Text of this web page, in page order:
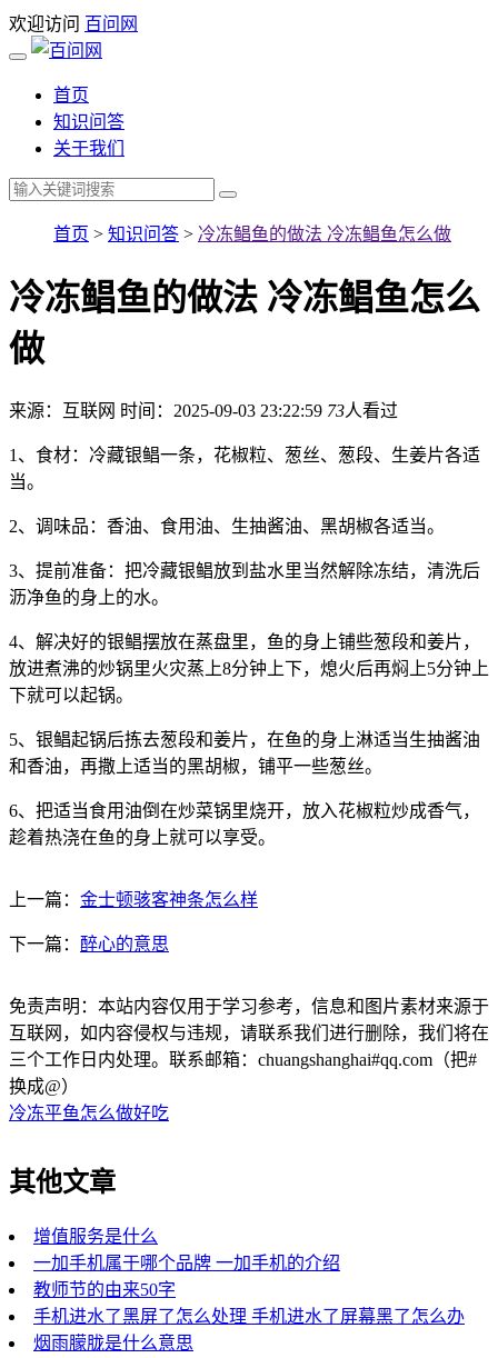
欢迎访问 百问网
首页
知识问答
关于我们
首页 > 知识问答 > 冷冻鲳鱼的做法 冷冻鲳鱼怎么做
冷冻鲳鱼的做法 冷冻鲳鱼怎么
做
来源：互联网 时间：2025-09-03 23:22:59 73人看过
1、食材：冷藏银鲳一条，花椒粒、葱丝、葱段、生姜片各适
当。
2、调味品：香油、食用油、生抽酱油、黑胡椒各适当。
3、提前准备：把冷藏银鲳放到盐水里当然解除冻结，清洗后
沥净鱼的身上的水。
4、解决好的银鲳摆放在蒸盘里，鱼的身上铺些葱段和姜片，
放进煮沸的炒锅里火灾蒸上8分钟上下，熄火后再焖上5分钟上
下就可以起锅。
5、银鲳起锅后拣去葱段和姜片，在鱼的身上淋适当生抽酱油
和香油，再撒上适当的黑胡椒，铺平一些葱丝。
6、把适当食用油倒在炒菜锅里烧开，放入花椒粒炒成香气，
趁着热浇在鱼的身上就可以享受。
上一篇： 金士顿骇客神条怎么样
下一篇： 醉心的意思
免责声明：本站内容仅用于学习参考，信息和图片素材来源于
互联网，如内容侵权与违规，请联系我们进行删除，我们将在
三个工作日内处理。联系邮箱：chuangshanghai#qq.com（把#
换成@）
冷冻平鱼怎么做好吃
其他文章
增值服务是什么
一加手机属于哪个品牌 一加手机的介绍
教师节的由来50字
手机进水了黑屏了怎么处理 手机进水了屏幕黑了怎么办
烟雨朦胧是什么意思